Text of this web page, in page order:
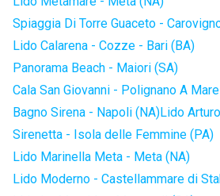
Spiaggia Di Torre Guaceto -
Lido Calarena - Cozze - Bari (BA)
Panorama Beach - Maiori (SA)
Cala San Giovanni - Polignano A
Bagno Sirena - Napoli (NA)Lido
Sirenetta - Isola delle Femmine (PA)
Lido Marinella Meta - Meta (NA)
Lido Moderno - Castellammare di